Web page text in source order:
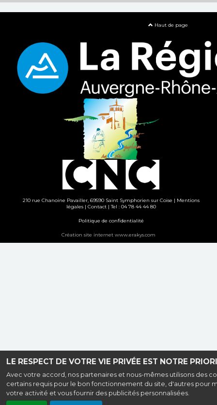
LE RESPECT DE VOTRE VIE PRIVÉE EST NOTRE
Avec votre accord, nos partenaires et nous-mêmes utilisons des
certains requis pour le bon fonctionnement du site, d'autres pour
votre activité et vous fournir des publicités personnalisées.
Haut de page
210 rue Chanoine Pavailler, 69590 Saint Symphorien sur Coise | Mentions
légales| Contact| Tel : 04 78 44 44 80
Politique de confidentialité
Création site internet www.erakys.com